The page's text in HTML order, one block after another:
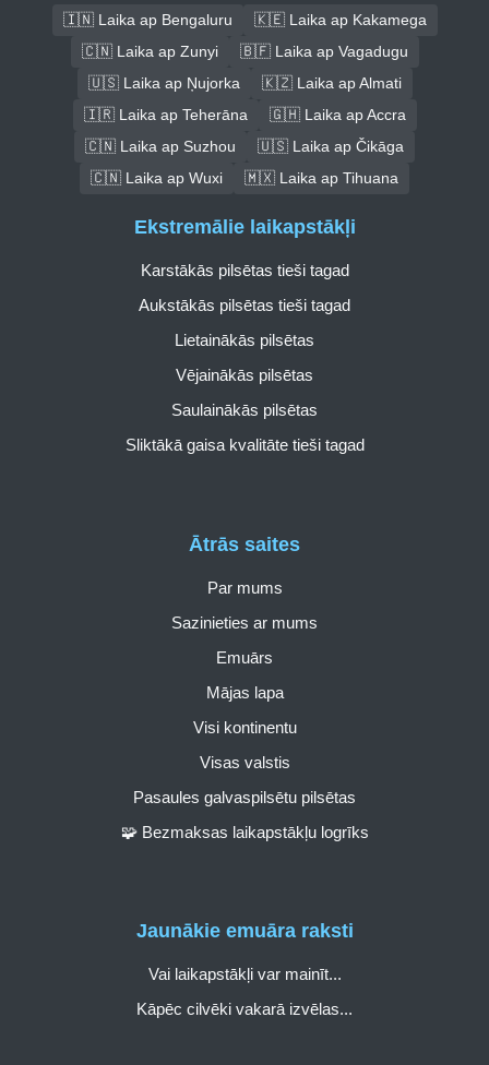
🇮🇳 Laika ap Bengaluru
🇰🇪 Laika ap Kakamega
🇨🇳 Laika ap Zunyi
🇧🇫 Laika ap Vagadugu
🇺🇸 Laika ap Ņujorka
🇰🇿 Laika ap Almati
🇮🇷 Laika ap Teherāna
🇬🇭 Laika ap Accra
🇨🇳 Laika ap Suzhou
🇺🇸 Laika ap Čikāga
🇨🇳 Laika ap Wuxi
🇲🇽 Laika ap Tihuana
Ātrās saites
Par mums
Sazinieties ar mums
Emuārs
Mājas lapa
Visi kontinentu
Visas valstis
Pasaules galvaspilsētu pilsētas
🧩 Bezmaksas laikapstākļu logrīks
Ekstremālie laikapstākļi
Karstākās pilsētas tieši tagad
Aukstākās pilsētas tieši tagad
Lietainākās pilsētas
Vējainākās pilsētas
Saulainākās pilsētas
Sliktākā gaisa kvalitāte tieši tagad
Jaunākie emuāra raksti
Vai laikapstākļi var mainīt...
Kāpēc cilvēki vakarā izvēlas...